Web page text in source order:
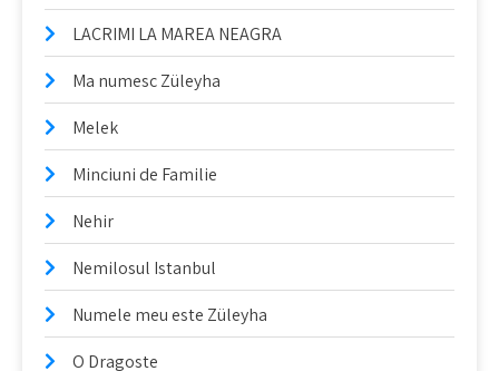
LACRIMI LA MAREA NEAGRA
Ma numesc Züleyha
Melek
Minciuni de Familie
Nehir
Nemilosul Istanbul
Numele meu este Züleyha
O Dragoste